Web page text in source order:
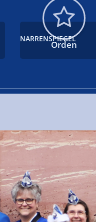
NARRENSPIEGEL
Orden